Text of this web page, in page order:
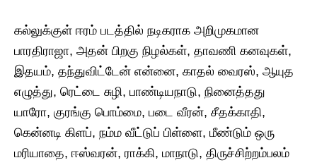
கல்லுக்குள் ஈரம் படத்தில் நடிகராக அறிமுகமான
பாரதிராஜா, அதன் பிறகு நிழல்கள், தாவணி கனவுகள்,
இதயம், தந்துவிட்டேன் என்னை, காதல் வைரஸ், ஆயுத
எழுத்து, ரெட்டை சுழி, பாண்டியநாடு, நினைத்தது
யாரோ, குரங்கு பொம்மை, படை வீரன், சீதக்காதி,
கென்னடி கிளப், நம்ம வீட்டுப் பிள்ளை, மீண்டும் ஒரு
மரியாதை, ஈஸ்வரன், ராக்கி, மாநாடு, திருச்சிற்றம்பலம்